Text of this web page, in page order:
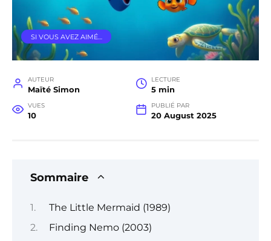
SI VOUS AVEZ AIMÉ…
AUTEUR
Maïté Simon
LECTURE
5 min
VUES
10
PUBLIÉ PAR
20 August 2025
Sommaire
The Little Mermaid (1989)
Finding Nemo (2003)